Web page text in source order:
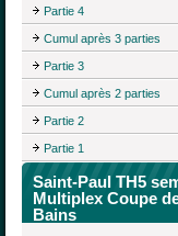
Partie 4
Cumul après 3 parties
Partie 3
Cumul après 2 parties
Partie 2
Partie 1
Saint-Paul TH5
Multiplex Coupe
Bains